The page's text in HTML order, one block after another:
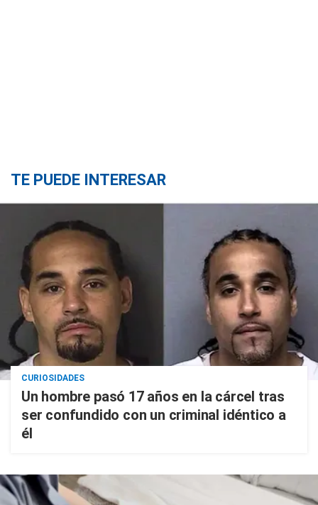
TE PUEDE INTERESAR
CURIOSIDADES
Un hombre pasó 17 años en la cárcel tras
ser confundido con un criminal idéntico a
él